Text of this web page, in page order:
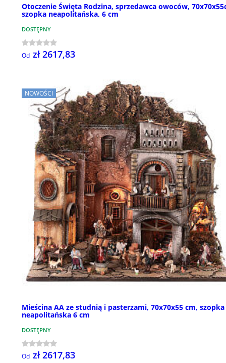
Otoczenie Święta Rodzina, sprzedawca owoców,
szopka neapolitańska, 6 cm
DOSTĘPNY
Od zł 2617,83
NOWOŚCI
Mieścina AA ze studnią i pasterzami, 70x70x55 cm, szopka
neapolitańska 6 cm
DOSTĘPNY
Od zł 2617,83